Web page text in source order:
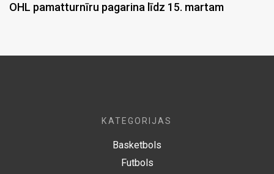
OHL pamatturnīru pagarina līdz 15. martam
KATEGORIJAS
Basketbols
Futbols